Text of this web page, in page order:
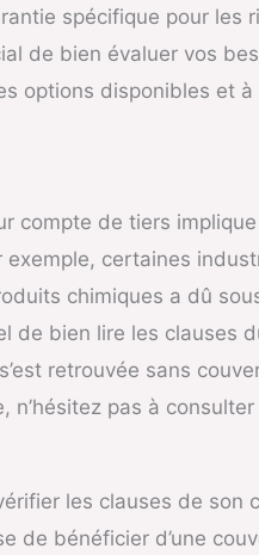
spécifique pour les
de bien évaluer vos
options disponibles et
compte de tiers
certaines
chimiques a dû
bien lire les clauses
retrouvée sans
pas à
les clauses de son
de bénéficier d’une